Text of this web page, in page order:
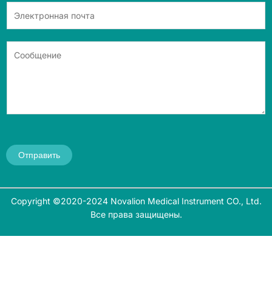
Отправить
Copyright ©2020-2024 Novalion Medical Instrument CO., Ltd.
Все права защищены.